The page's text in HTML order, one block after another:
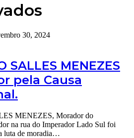
30, 2024
SALLES MENEZES
pela Causa
MENEZES, Morador do
na rua do Imperador Lado Sul foi
luta de moradia…